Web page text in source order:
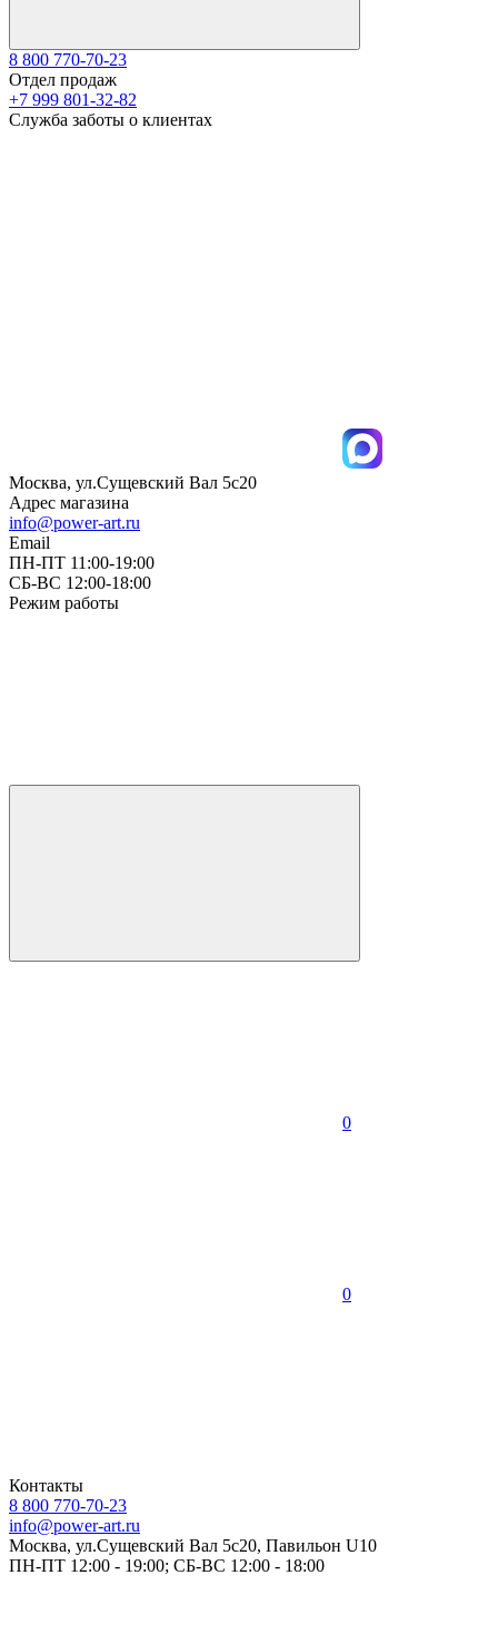
8 800 770-70-23
Отдел продаж
+7 999 801-32-82
Служба заботы о клиентах
Москва, ул.Сущевский Вал 5с20
Адрес магазина
info@power-art.ru
Email
ПН-ПТ 11:00-19:00
СБ-ВС 12:00-18:00
Режим работы
0
0
Контакты
8 800 770-70-23
info@power-art.ru
Москва, ул.Сущевский Вал 5с20, Павильон U10
ПН-ПТ 12:00 - 19:00; СБ-ВС 12:00 - 18:00